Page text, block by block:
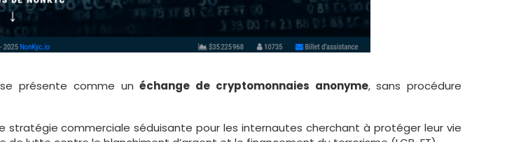
présente comme unéchange de cryptomonnaies anonyme, sans procédure
stratégie commerciale séduisante pour les internautes cherchant à protéger leur vie